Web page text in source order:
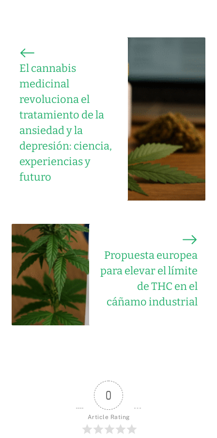
El cannabis
medicinal
revoluciona el
tratamiento de la
ansiedad y la
depresión: ciencia,
experiencias y
futuro
Propuesta europea
para elevar el límite
de THC en el
cáñamo industrial
0
Article Rating